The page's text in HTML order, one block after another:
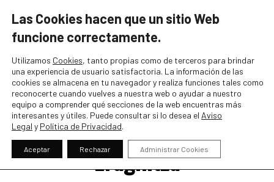
Mención honorífica de la
mano de Fundación
Eragintza
Las Cookies hacen que un sitio Web
funcione correctamente.
Utilizamos Cookies, tanto propias como de terceros para brindar
una experiencia de usuario satisfactoria. La información de las
cookies se almacena en tu navegador y realiza funciones tales como
reconocerte cuando vuelves a nuestra web o ayudar a nuestro
equipo a comprender qué secciones de la web encuentras más
interesantes y útiles. Puede consultar si lo desea el Aviso
Legal y Política de Privacidad.
Aceptar Rechazar Administrar Cookies